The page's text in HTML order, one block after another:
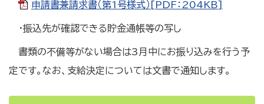
申請書兼請求書（第1号様式）[PDF：204KB]
・振込先が確認できる貯金通帳等の写し
書類の不備等がない場合は3月中にお振り込みを行う予
定です。なお、支給決定については文書で通知します。